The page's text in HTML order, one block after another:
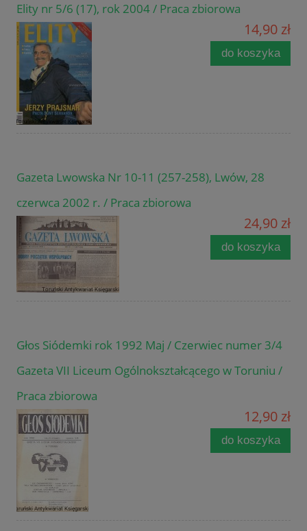
Elity nr 5/6 (17), rok 2004 / Praca zbiorowa
14,90 zł
do koszyka
Gazeta Lwowska Nr 10-11 (257-258), Lwów, 28
czerwca 2002 r. / Praca zbiorowa
24,90 zł
do koszyka
Głos Siódemki rok 1992 Maj / Czerwiec numer 3/4
Gazeta VII Liceum Ogólnokształcącego w Toruniu /
Praca zbiorowa
12,90 zł
do koszyka